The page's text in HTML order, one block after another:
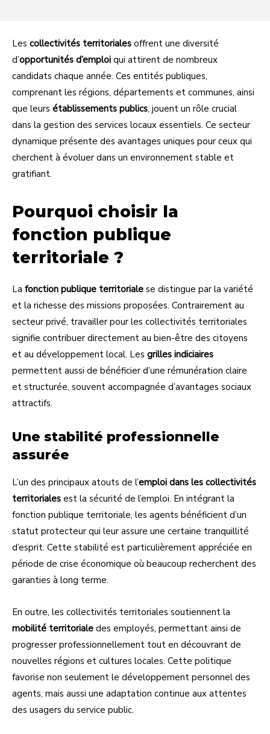
Les collectivités territoriales offrent une diversité
d’opportunités d’emploi qui attirent de nombreux
candidats chaque année. Ces entités publiques,
comprenant les régions, départements et communes, ainsi
que leurs établissements publics, jouent un rôle crucial
dans la gestion des services locaux essentiels. Ce secteur
dynamique présente des avantages uniques pour ceux qui
cherchent à évoluer dans un environnement stable et
gratifiant.
Pourquoi choisir la
fonction publique
territoriale ?
La fonction publique territoriale se distingue par la variété
et la richesse des missions proposées. Contrairement au
secteur privé, travailler pour les collectivités territoriales
signifie contribuer directement au bien-être des citoyens
et au développement local. Les grilles indiciaires
permettent aussi de bénéficier d’une rémunération claire
et structurée, souvent accompagnée d’avantages sociaux
attractifs.
Une stabilité professionnelle
assurée
L’un des principaux atouts de l’emploi dans les collectivités
territoriales est la sécurité de l’emploi. En intégrant la
fonction publique territoriale, les agents bénéficient d’un
statut protecteur qui leur assure une certaine tranquillité
d’esprit. Cette stabilité est particulièrement appréciée en
période de crise économique où beaucoup recherchent des
garanties à long terme.
En outre, les collectivités territoriales soutiennent la
mobilité territoriale des employés, permettant ainsi de
progresser professionnellement tout en découvrant de
nouvelles régions et cultures locales. Cette politique
favorise non seulement le développement personnel des
agents, mais aussi une adaptation continue aux attentes
des usagers du service public.